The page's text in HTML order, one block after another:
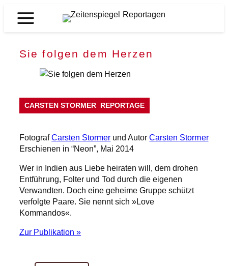
Inhalt
Zeitenspiegel
Sie folgen dem Herzen
CARSTEN STORMER REPORTAGE
FotografCarsten Stormer und AutorCarsten Stormer
Erschienen in “Neon”, Mai 2014
Wer in Indien aus Liebe heiraten will, dem drohen
Entführung, Folter und Tod durch die eigenen
Verwandten. Doch eine geheime Gruppe schützt
verfolgte Paare. Sie nennt sich »Love
Kommandos«.
Zur Publikation »